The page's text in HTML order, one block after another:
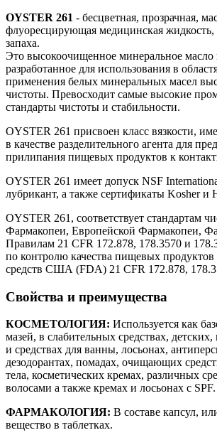
OYSTER 261 - бесцветная, прозрачная,
флуоресцирующая медицинская
запаха.
Это высокоочищенное минеральное масло
разработанное для использования в
применения белых минеральных масел
чистоты. Превосходит самые высокие
стандарты чистоты и стабильности.
OYSTER 261 присвоен класс вязкости,
в качестве разделительного агента для
прилипания пищевых продуктов к
OYSTER 261 имеет допуск NSF
лубрикант, а также сертификаты Kosher и
OYSTER 261, соответствует стандартам
Фармакопеи, Европейской Фармакопеи,
Правилам 21 CFR 172.878, 178.3570 и
по контролю качества пищевых
средств США (FDA) 21 CFR 172.878,
Свойства и преимущества
КОСМЕТОЛОГИЯ: Используется как
мазей, в слабительных средствах,
и средствах для ванны, лосьонах,
дезодорантах, помадах, очищающих
тела, косметических кремах, различных
волосами а также кремах и лосьонах c SPF.
ФАРМАКОЛОГИЯ: В составе капсул,
вещество в таблетках.